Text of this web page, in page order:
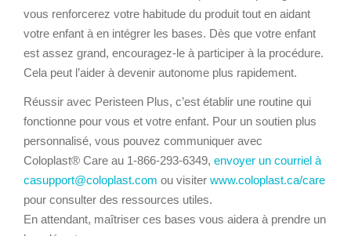
vous renforcerez votre habitude du produit tout en aidant
votre enfant à en intégrer les bases. Dès que votre enfant
est assez grand, encouragez-le à participer à la procédure.
Cela peut l’aider à devenir autonome plus rapidement.
Réussir avec Peristeen Plus, c’est établir une routine qui
fonctionne pour vous et votre enfant. Pour un soutien plus
personnalisé, vous pouvez communiquer avec
Coloplast® Care au 1-866-293-6349, envoyer un courriel à
casupport@coloplast.com ou visiter www.coloplast.ca/care
pour consulter des ressources utiles.
En attendant, maîtriser ces bases vous aidera à prendre un